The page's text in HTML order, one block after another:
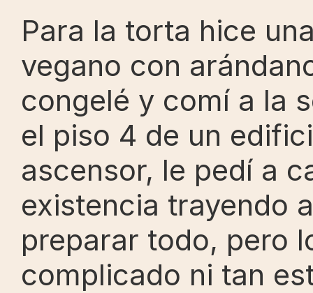
Para la torta hice
vegano con
congelé y comí a la
el piso 4 de un
ascensor, le pedí a
existencia trayendo
preparar todo, pero
complicado ni tan